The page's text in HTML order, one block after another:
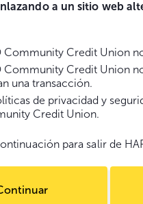
a un sitio web
Community Credit Union
Community Credit Union
una transacción.
de privacidad y
Credit Union.
para salir de